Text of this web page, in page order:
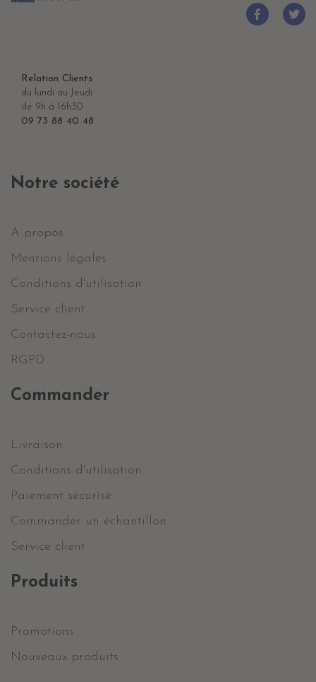
Relation Clients
du lundi au Jeudi
de 9h à 16h30
09 73 88 40 48
Notre société
A propos
Mentions légales
Conditions d'utilisation
Service client
Contactez-nous
RGPD
Commander
Livraison
Conditions d'utilisation
Paiement sécurisé
Commander un échantillon
Service client
Produits
Promotions
Nouveaux produits